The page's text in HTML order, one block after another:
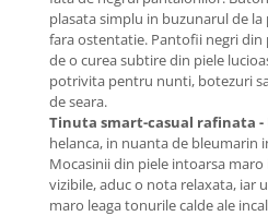
plasata simplu in buzunarul de
fara ostentatie. Pantofii negri
de o curea subtire din piele
potrivita pentru nunti, botezuri
de seara.
Tinuta smart-casual rafinata -
helanca, in nuanta de bleumarin
Mocasinii din piele intoarsa
vizibile, aduc o nota relaxata, iar
maro leaga tonurile calde ale